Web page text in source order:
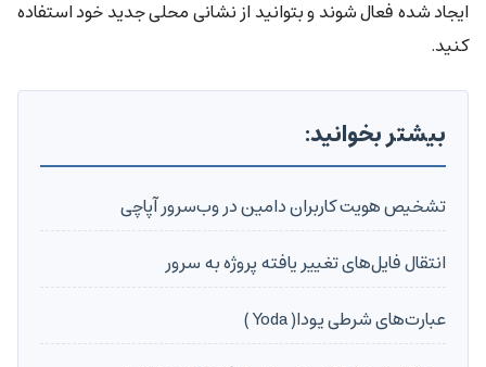
ایجاد شده فعال شوند و بتوانید از نشانی محلی جدید خود استفاده
کنید.
بیشتر بخوانید:
تشخیص هویت کاربران دامین در وب‌سرور آپاچی
انتقال فایل‌های تغییر یافته پروژه به سرور
عبارت‌های شرطی یودا( Yoda )